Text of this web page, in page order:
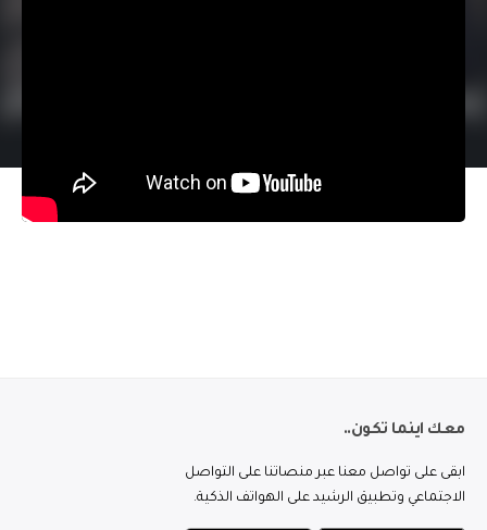
معك اينما تكون..
ابقى على تواصل معنا عبر منصاتنا على التواصل
الاجتماعي وتطبيق الرشيد على الهواتف الذكية.